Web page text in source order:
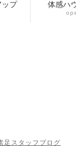
ップ 体感ハ
足スタッフブログ